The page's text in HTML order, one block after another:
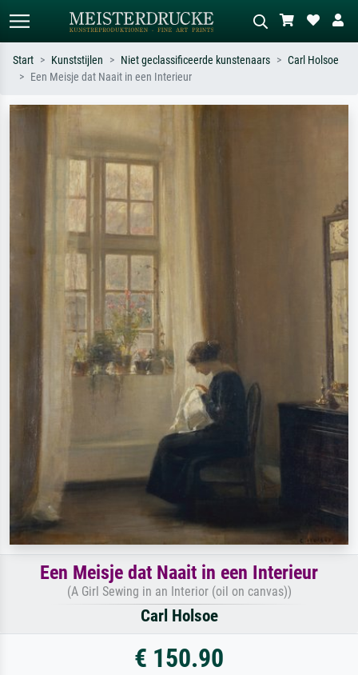
Monet, Sterrennacht, impressionisme,
Hokusai-golf, naakt.
Start Kunststijlen Niet geclassificeerde kunstenaars
Carl Holsoe
Een Meisje dat Naait in een Interieur
Een Meisje dat Naait in een Interieur
(A Girl Sewing in an Interior (oil on canvas))
Carl Holsoe
€ 150.90